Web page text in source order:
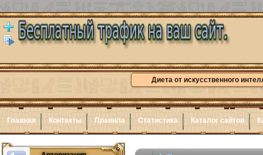
Диета от искусственного
Главная Контакты Правила Статистика Каталог сайтов